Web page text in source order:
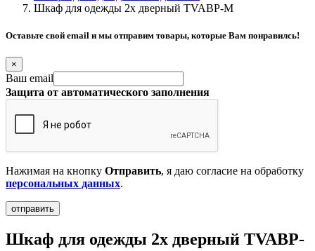
Шкаф для одежды 2х дверный TVABP-M
Оставьте свой email и мы отправим товары, которые Вам понравилсь!
×
Ваш email
Защита от автоматического заполнения
Нажимая на кнопку Отправить, я даю согласие на обработку
персональных данных.
Шкаф для одежды 2х дверный TVABP-